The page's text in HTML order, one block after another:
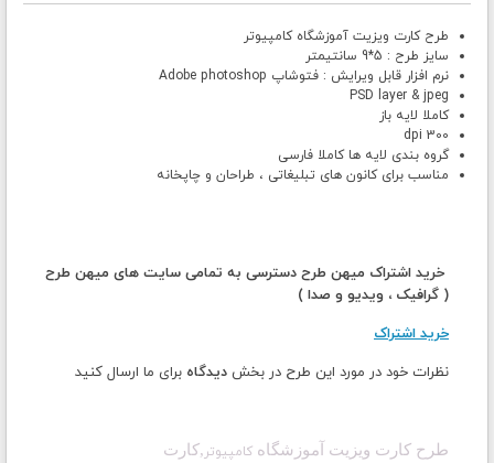
طرح کارت ویزیت آموزشگاه کامپیوتر
سایز طرح : 5*9 سانتیمتر
نرم افزار قابل ویرایش : فتوشاپ Adobe photoshop
PSD layer & jpeg
کاملا لایه باز
300 dpi
گروه بندی لایه ها کاملا فارسی
مناسب برای کانون های تبلیغاتی ، طراحان و چاپخانه
خرید اشتراک میهن طرح دسترسی به تمامی سایت های میهن طرح
( گرافیک ، ویدیو و صدا )
خرید اشتراک
نظرات خود در مورد این طرح در بخش دیدگاه برای ما ارسال کنید
طرح کارت ویزیت آموزشگاه کامپیوتر ,کارت